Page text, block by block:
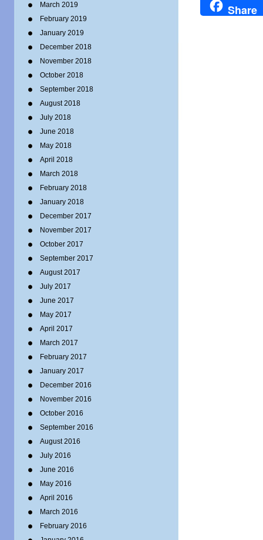
March 2019
February 2019
January 2019
December 2018
November 2018
October 2018
September 2018
August 2018
July 2018
June 2018
May 2018
April 2018
March 2018
February 2018
January 2018
December 2017
November 2017
October 2017
September 2017
August 2017
July 2017
June 2017
May 2017
April 2017
March 2017
February 2017
January 2017
December 2016
November 2016
October 2016
September 2016
August 2016
July 2016
June 2016
May 2016
April 2016
March 2016
February 2016
Share